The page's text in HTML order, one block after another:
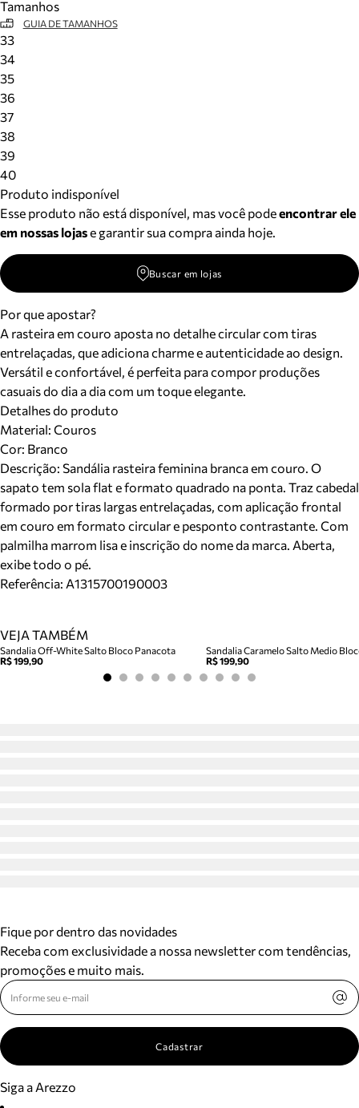
Tamanhos
GUIA DE TAMANHOS
33
34
35
36
37
38
39
40
Produto indisponível
Esse produto não está disponível, mas você podeencontrar ele
em nossas lojase garantir sua compra ainda hoje.
Buscar em lojas
Por que apostar?
A rasteira em couro aposta no detalhe circular com tiras
entrelaçadas, que adiciona charme e autenticidade ao design.
Versátil e confortável, é perfeita para compor produções
casuais do dia a dia com um toque elegante.
Detalhes do produto
Material: Couros
Cor: Branco
Descrição: Sandália rasteira feminina branca em couro. O
sapato tem sola flat e formato quadrado na ponta. Traz cabedal
formado por tiras largas entrelaçadas, com aplicação frontal
em couro em formato circular e pesponto contrastante. Com
palmilha marrom lisa e inscrição do nome da marca. Aberta,
exibe todo o pé.
Referência: A1315700190003
VEJA TAMBÉM
Sandalia Off-White Salto Bloco Panacota
R$ 199,90
R$ 199,90
Fique por dentro das novidades
Receba com exclusividade a nossa newsletter com tendências,
promoções e muito mais.
Cadastrar
Siga a Arezzo